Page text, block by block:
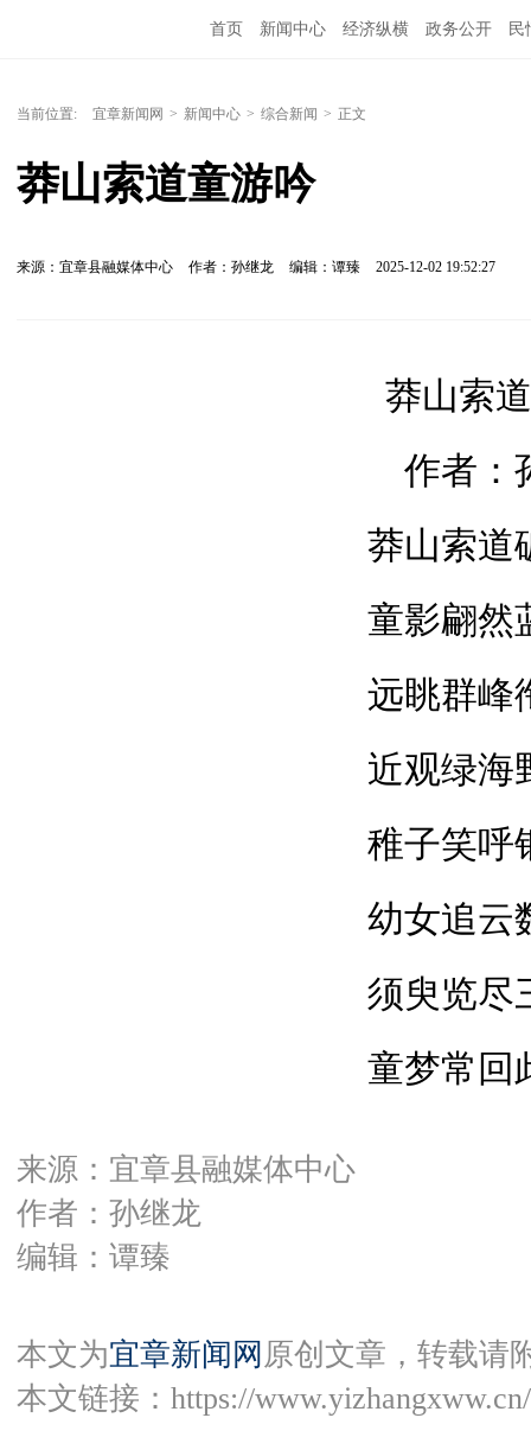
首页 新闻中心 经济纵横 政务公开 民
当前位置: 宜章新闻网 > 新闻中心 > 综合新闻 > 正文
莽山索道童游吟
来源：宜章县融媒体中心 作者：孙继龙 编辑：谭臻 2025-12-02 19:52:27
莽山索
作者：
莽山索道
童影翩然
远眺群峰
近观绿海
稚子笑呼
幼女追云
须臾览尽
童梦常回
来源：宜章县融媒体中心
作者：孙继龙
编辑：谭臻
本文为宜章新闻网 原创文章，转载请
本文链接： https://